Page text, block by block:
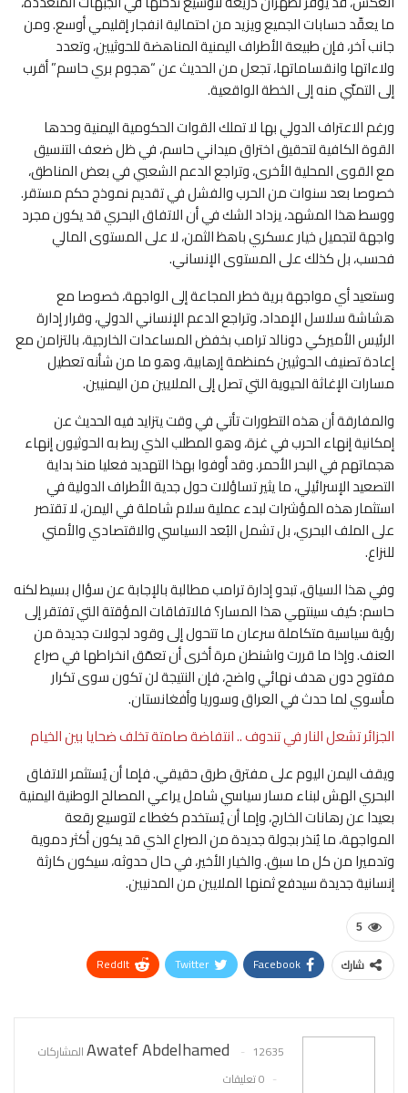
ما يعقّد حسابات الجميع ويزيد من احتمالية انفجار إقليمي أوسع. ومن
جانب آخر، فإن طبيعة الأطراف اليمنية المناهضة للحوثيين، وتعدد
ولاءاتها وانقساماتها، تجعل من الحديث عن “هجوم بري حاسم” أقرب
إلى التمنّي منه إلى الخطة الواقعية.
ورغم الاعتراف الدولي بها لا تملك القوات الحكومية اليمنية وحدها
القوة الكافية لتحقيق اختراق ميداني حاسم، في ظل ضعف التنسيق
مع القوى المحلية الأخرى، وتراجع الدعم الشعبي في بعض المناطق،
خصوصا بعد سنوات من الحرب والفشل في تقديم نموذج حكم مستقر.
ووسط هذا المشهد، يزداد الشك في أن الاتفاق البحري قد يكون مجرد
واجهة لتجميل خيار عسكري باهظ الثمن، لا على المستوى المالي
فحسب، بل كذلك على المستوى الإنساني.
وستعيد أي مواجهة برية خطر المجاعة إلى الواجهة، خصوصا مع
هشاشة سلاسل الإمداد، وتراجع الدعم الإنساني الدولي، وقرار إدارة
الرئيس الأميركي دونالد ترامب بخفض المساعدات الخارجية، بالتزامن مع
إعادة تصنيف الحوثيين كمنظمة إرهابية، وهو ما من شأنه تعطيل
مسارات الإغاثة الحيوية التي تصل إلى الملايين من اليمنيين.
والمفارقة أن هذه التطورات تأتي في وقت يتزايد فيه الحديث عن
إمكانية إنهاء الحرب في غزة، وهو المطلب الذي ربط به الحوثيون إنهاء
هجماتهم في البحر الأحمر. وقد أوفوا بهذا التهديد فعليا منذ بداية
التصعيد الإسرائيلي، ما يثير تساؤلات حول جدية الأطراف الدولية في
استثمار هذه المؤشرات لبدء عملية سلام شاملة في اليمن، لا تقتصر
على الملف البحري، بل تشمل البُعد السياسي والاقتصادي والأمني
للنزاع.
وفي هذا السياق، تبدو إدارة ترامب مطالبة بالإجابة عن سؤال بسيط لكنه
حاسم: كيف سينتهي هذا المسار؟ فالاتفاقات المؤقتة التي تفتقر إلى
رؤية سياسية متكاملة سرعان ما تتحول إلى وقود لجولات جديدة من
العنف. وإذا ما قررت واشنطن مرة أخرى أن تعمّق انخراطها في صراع
مفتوح دون هدف نهائي واضح، فإن النتيجة لن تكون سوى تكرار
مأسوي لما حدث في العراق وسوريا وأفغانستان.
الجزائر تشعل النار في تندوف .. انتفاضة صامتة تخلف ضحايا بين الخيام
ويقف اليمن اليوم على مفترق طرق حقيقي. فإما أن يُستثمر الاتفاق
البحري الهش لبناء مسار سياسي شامل يراعي المصالح الوطنية اليمنية
بعيدا عن رهانات الخارج، وإما أن يُستخدم كغطاء لتوسيع رقعة
المواجهة، ما يُنذر بجولة جديدة من الصراع الذي قد يكون أكثر دموية
وتدميرا من كل ما سبق. والخيار الأخير، في حال حدوثه، سيكون كارثة
إنسانية جديدة سيدفع ثمنها الملايين من المدنيين.
5
شارك Facebook
Twitter
ReddIt
Awatef Abdelhamed
12635 المشاركات
0 تعليقات